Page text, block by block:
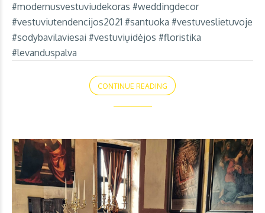
#modernusvestuviudekoras #weddingdecor
#vestuviutendencijos2021 #santuoka #vestuveslietuvoje
#sodybavilaviesai #vestuviųidėjos #floristika
#levanduspalva
CONTINUE READING